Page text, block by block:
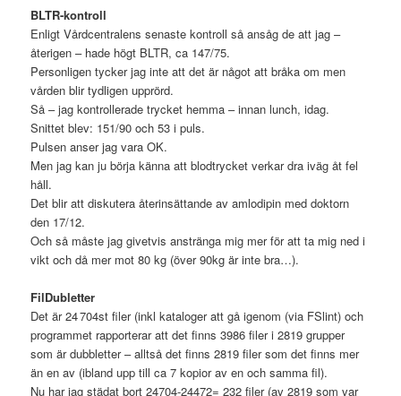
BLTR-kontroll
Enligt Vårdcentralens senaste kontroll så ansåg de att jag –
återigen – hade högt BLTR, ca 147/75.
Personligen tycker jag inte att det är något att bråka om men
vården blir tydligen upprörd.
Så – jag kontrollerade trycket hemma – innan lunch, idag.
Snittet blev: 151/90 och 53 i puls.
Pulsen anser jag vara OK.
Men jag kan ju börja känna att blodtrycket verkar dra iväg åt fel
håll.
Det blir att diskutera återinsättande av amlodipin med doktorn
den 17/12.
Och så måste jag givetvis anstränga mig mer för att ta mig ned i
vikt och då mer mot 80 kg (över 90kg är inte bra…).
FilDubletter
Det är 24 704st filer (inkl kataloger att gå igenom (via FSlint) och
programmet rapporterar att det finns 3986 filer i 2819 grupper
som är dubbletter – alltså det finns 2819 filer som det finns mer
än en av (ibland upp till ca 7 kopior av en och samma fil).
Nu har jag städat bort 24704-24472=232 filer (av 2819 som var